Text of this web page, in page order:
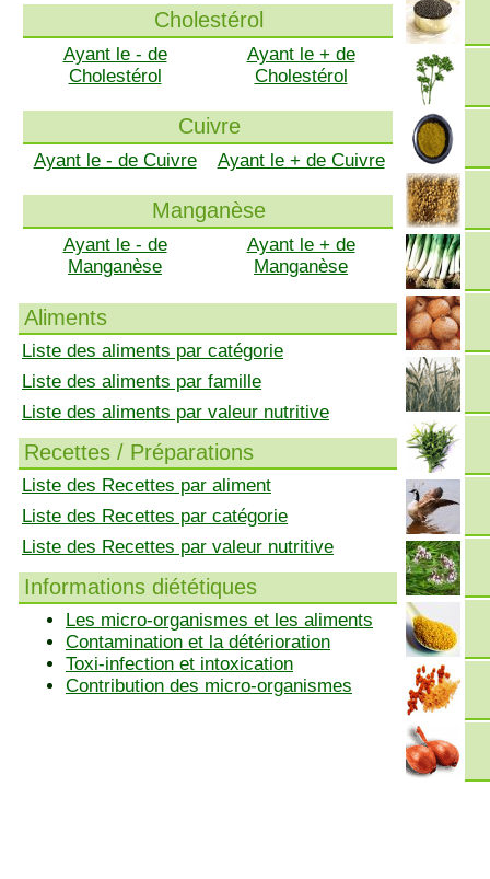
Cholestérol
Ayant le - de
Cholestérol
Ayant le + de
Cholestérol
Cuivre
Ayant le - de Cuivre Ayant le + de Cuivre
Manganèse
Ayant le - de
Manganèse
Ayant le + de
Manganèse
Aliments
Liste des aliments par catégorie
Liste des aliments par famille
Liste des aliments par valeur nutritive
Recettes / Préparations
Liste des Recettes par aliment
Liste des Recettes par catégorie
Liste des Recettes par valeur nutritive
Informations diététiques
Les micro-organismes et les aliments
Contamination et la détérioration
Toxi-infection et intoxication
Contribution des micro-organismes